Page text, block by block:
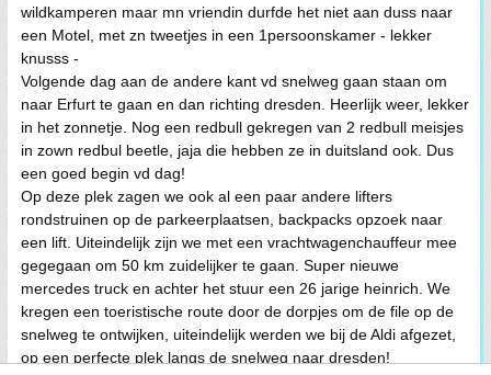
wildkamperen maar mn vriendin durfde het niet aan duss naar
een Motel, met zn tweetjes in een 1persoonskamer - lekker
knusss -
Volgende dag aan de andere kant vd snelweg gaan staan om
naar Erfurt te gaan en dan richting dresden. Heerlijk weer, lekker
in het zonnetje. Nog een redbull gekregen van 2 redbull meisjes
in zown redbul beetle, jaja die hebben ze in duitsland ook. Dus
een goed begin vd dag!
Op deze plek zagen we ook al een paar andere lifters
rondstruinen op de parkeerplaatsen, backpacks opzoek naar
een lift. Uiteindelijk zijn we met een vrachtwagenchauffeur mee
gegegaan om 50 km zuidelijker te gaan. Super nieuwe
mercedes truck en achter het stuur een 26 jarige heinrich. We
kregen een toeristische route door de dorpjes om de file op de
snelweg te ontwijken, uiteindelijk werden we bij de Aldi afgezet,
op een perfecte plek langs de snelweg naar dresden!